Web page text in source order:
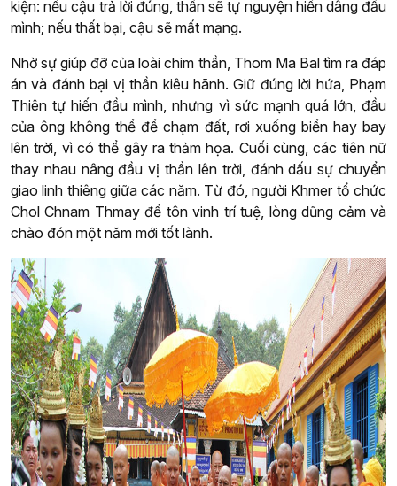
kiện: nếu cậu trả lời đúng, thần sẽ tự nguyện hiến dâng đầu
mình; nếu thất bại, cậu sẽ mất mạng.
Nhờ sự giúp đỡ của loài chim thần, Thom Ma Bal tìm ra đáp
án và đánh bại vị thần kiêu hãnh. Giữ đúng lời hứa, Phạm
Thiên tự hiến đầu mình, nhưng vì sức mạnh quá lớn, đầu
của ông không thể để chạm đất, rơi xuống biển hay bay
lên trời, vì có thể gây ra thảm họa. Cuối cùng, các tiên nữ
thay nhau nâng đầu vị thần lên trời, đánh dấu sự chuyển
giao linh thiêng giữa các năm. Từ đó, người Khmer tổ chức
Chol Chnam Thmay để tôn vinh trí tuệ, lòng dũng cảm và
chào đón một năm mới tốt lành.